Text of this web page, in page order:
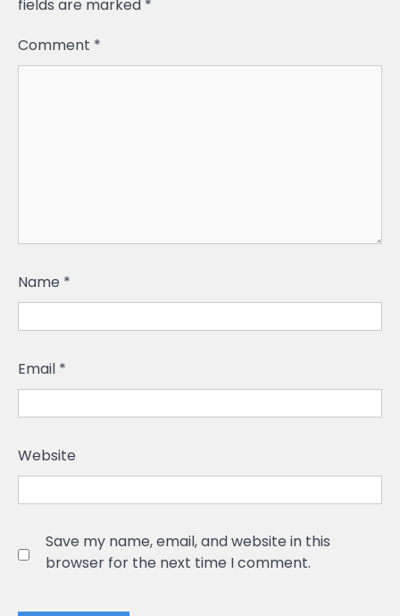
fields are marked *
Comment *
Name *
Email *
Website
Save my name, email, and website in this
browser for the next time I comment.